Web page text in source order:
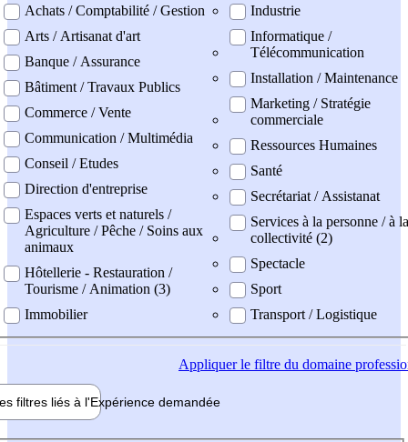
professionel
Achats / Comptabilité / Gestion
Arts / Artisanat d'art
Banque / Assurance
Bâtiment / Travaux Publics
Commerce / Vente
Communication / Multimédia
Conseil / Etudes
Direction d'entreprise
Espaces verts et naturels /
Agriculture / Pêche / Soins aux
animaux
Hôtellerie - Restauration /
Tourisme / Animation (3)
Immobilier
Industrie
Informatique /
Télécommunication
Installation / Maintenance
Marketing / Stratégie
commerciale
Ressources Humaines
Santé
Secrétariat / Assistanat
Services à la personne / à la
collectivité (2)
Spectacle
Sport
Transport / Logistique
Appliquerle filtre du domaine
filtres liés à l'Expérience demandée